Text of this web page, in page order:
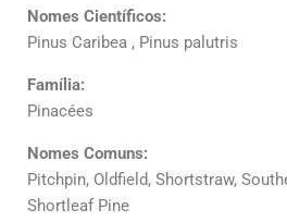
Nomes Científicos:
Pinus Caribea , Pinus palutris
Família:
Pinacées
Nomes Comuns:
Pitchpin, Oldfield, Shortstraw,
Shortleaf Pine